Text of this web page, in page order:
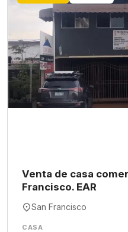
Venta de casa
Francisco. EAR
San Francisco
CASA